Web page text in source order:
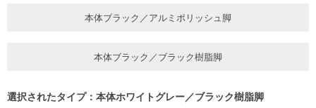
本体ブラック／アルミポリッシュ脚
本体ブラック／ブラック樹脂脚
選択されたタイプ：本体ホワイトグレー／ブラック樹脂脚